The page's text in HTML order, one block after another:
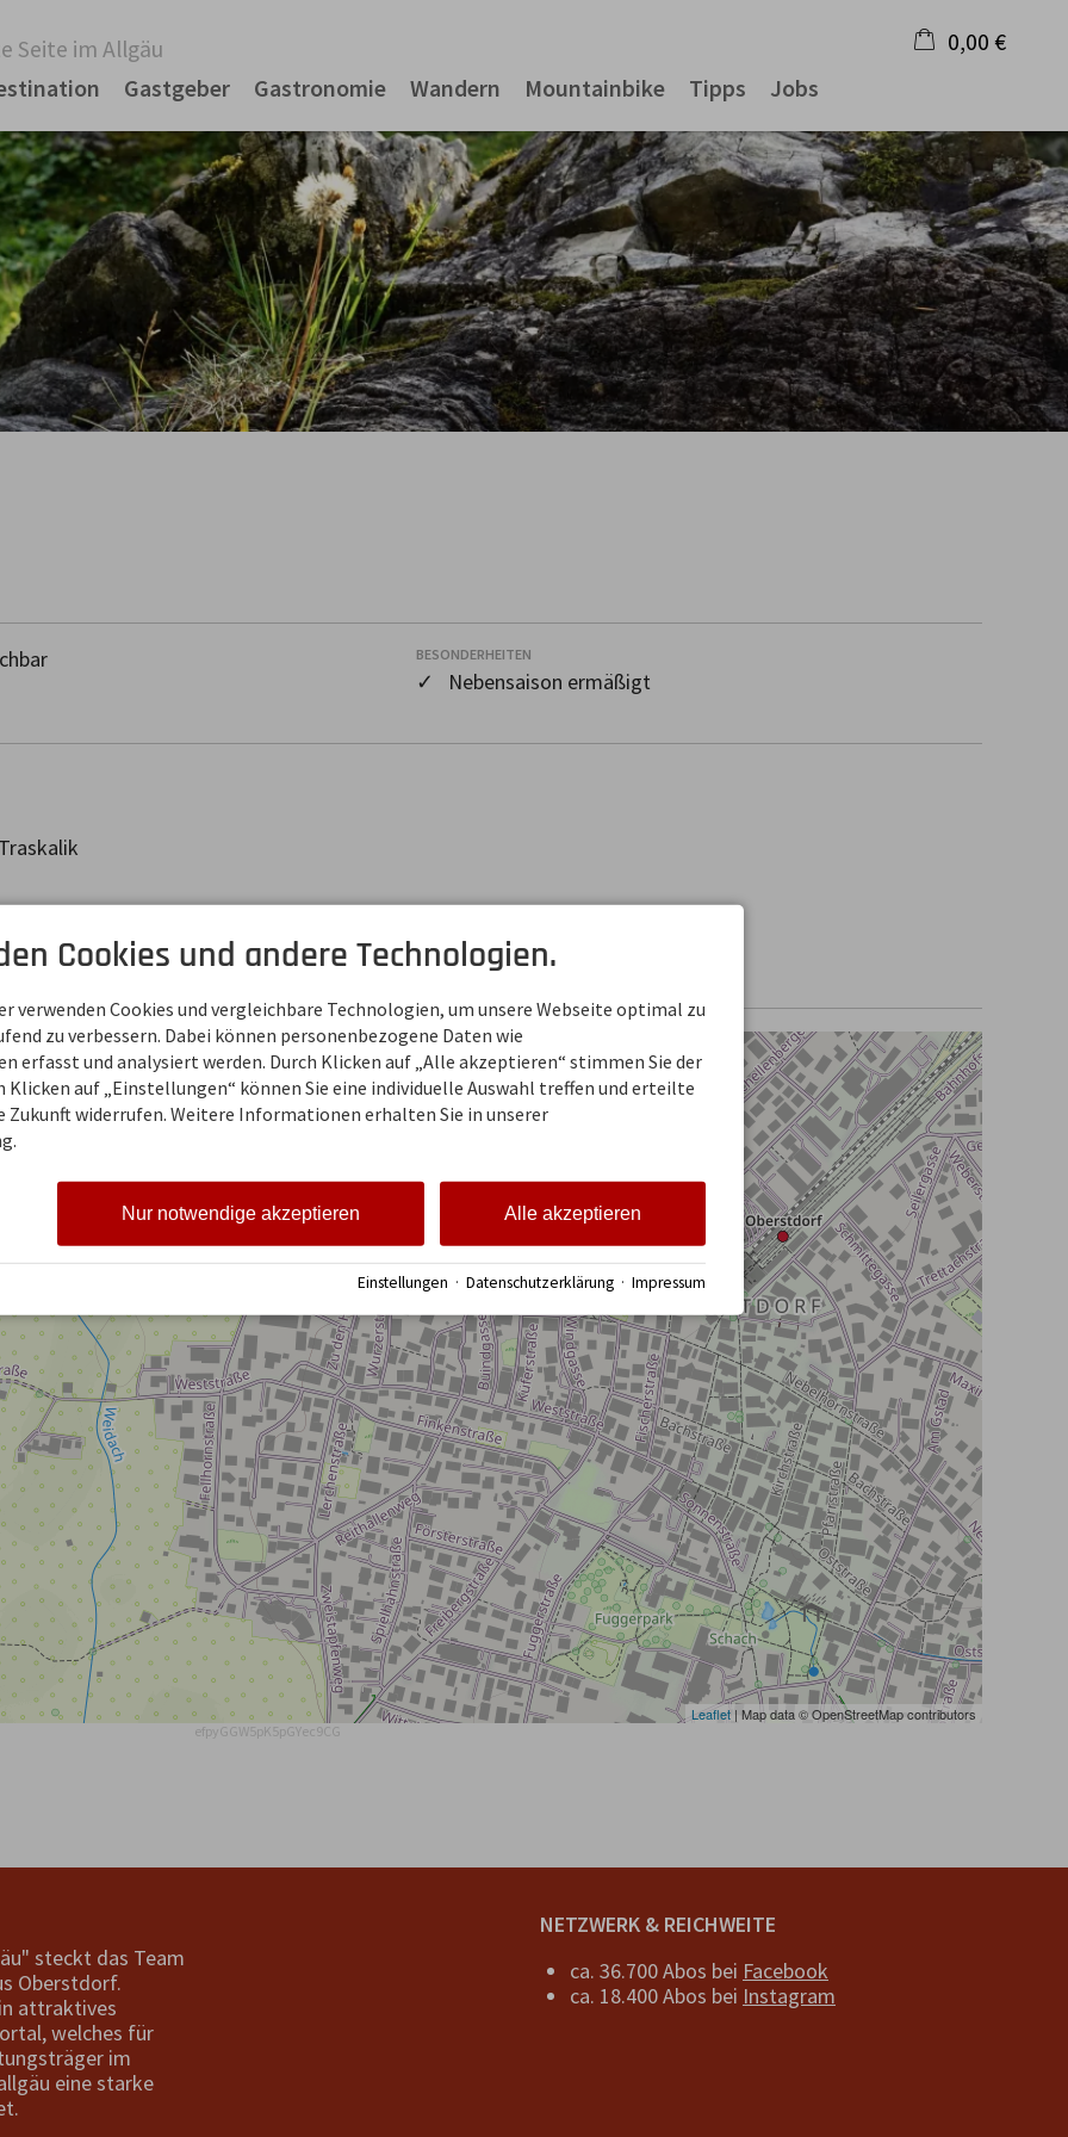
Seite im Allgäu
Gastgeber Gastronomie Wandern Mountainbike Tipps Jobs
0,00 €
Warenkorb ist leer
BESONDERHEITEN
✓ Nebensaison ermäßigt
80
Leaflet | Map data © OpenStreetMap contributors
efpyGGW5pK5pGYec9CG
steckt das Team
Oberstdorf.
attraktives
welches für
im
eine starke
NETZWERK & REICHWEITE
ca. 36.700 Abos bei Facebook
ca. 18.400 Abos bei Instagram
Cookies und andere Technologien.
verwenden Cookies und vergleichbare Technologien, um unsere Webseite optimal zu
zu verbessern. Dabei können personenbezogene Daten wie
erfasst und analysiert werden. Durch Klicken auf „Alle akzeptieren“ stimmen Sie der
Klicken auf „Einstellungen“ können Sie eine individuelle Auswahl treffen und erteilte
Zukunft widerrufen. Weitere Informationen erhalten Sie in unserer
Alle akzeptieren
Nur notwendige akzeptieren
Einstellungen · Datenschutzerklärung · Impressum